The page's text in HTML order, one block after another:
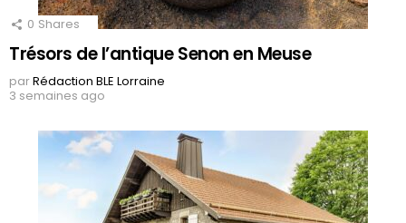
0 Shares
Trésors de l’antique Senon en Meuse
parRédaction BLE Lorraine
3 semaines ago